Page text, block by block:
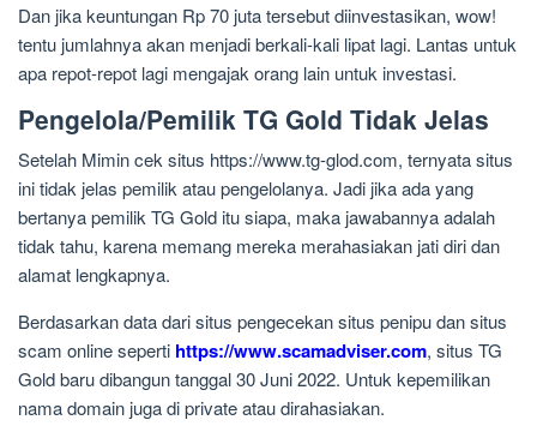
Dan jika keuntungan Rp 70 juta tersebut diinvestasikan, wow!
tentu jumlahnya akan menjadi berkali-kali lipat lagi. Lantas untuk
apa repot-repot lagi mengajak orang lain untuk investasi.
Pengelola/Pemilik TG Gold Tidak Jelas
Setelah Mimin cek situs https://www.tg-glod.com, ternyata situs
ini tidak jelas pemilik atau pengelolanya. Jadi jika ada yang
bertanya pemilik TG Gold itu siapa, maka jawabannya adalah
tidak tahu, karena memang mereka merahasiakan jati diri dan
alamat lengkapnya.
Berdasarkan data dari situs pengecekan situs penipu dan situs
scam online seperti https://www.scamadviser.com, situs TG
Gold baru dibangun tanggal 30 Juni 2022. Untuk kepemilikan
nama domain juga di private atau dirahasiakan.